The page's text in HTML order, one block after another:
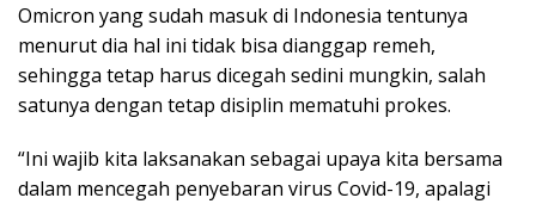
Omicron yang sudah masuk di Indonesia tentunya
menurut dia hal ini tidak bisa dianggap remeh,
sehingga tetap harus dicegah sedini mungkin, salah
satunya dengan tetap disiplin mematuhi prokes.
“Ini wajib kita laksanakan sebagai upaya kita bersama
dalam mencegah penyebaran virus Covid-19, apalagi